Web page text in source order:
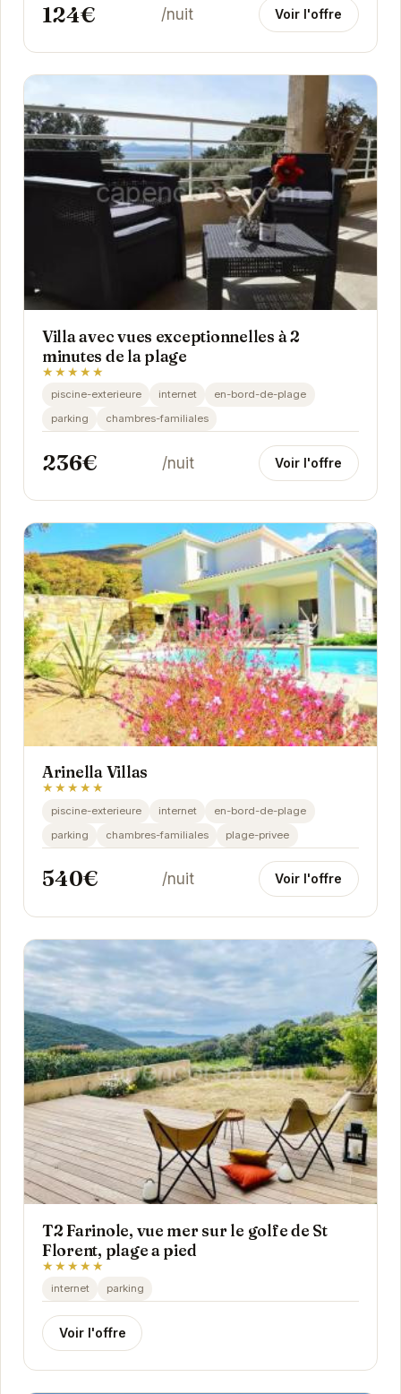
124€ /nuit Voir l'offre
Villa avec vues exceptionnelles à 2
minutes de la plage
★★★★★
piscine-exterieure internet
en-bord-de-plage
parking
chambres-familiales
236€ /nuit Voir l'offre
Arinella Villas
★★★★★
piscine-exterieure internet
en-bord-de-plage
parking
chambres-familiales plage-privee
540€ /nuit Voir l'offre
T2 Farinole, vue mer sur le golfe de St
Florent, plage a pied
★★★★★
internet parking
Voir l'offre